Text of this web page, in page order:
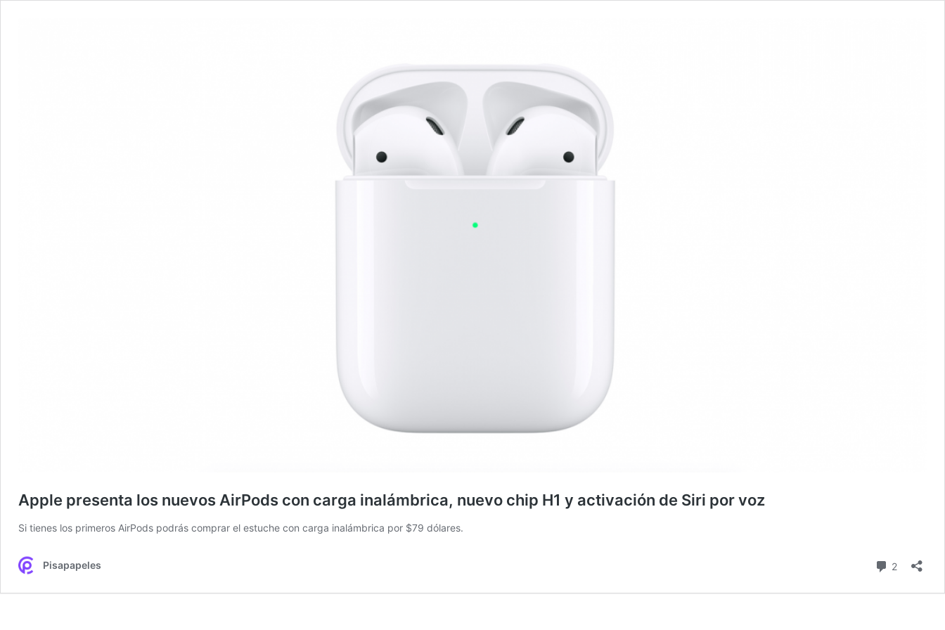
Apple presenta los nuevos AirPods con carga inalámbrica, nuevo chip H1 y activación de Siri por voz
Si tienes los primeros AirPods podrás comprar el estuche con carga inalámbrica por $79 dólares.
Pisapapeles 2